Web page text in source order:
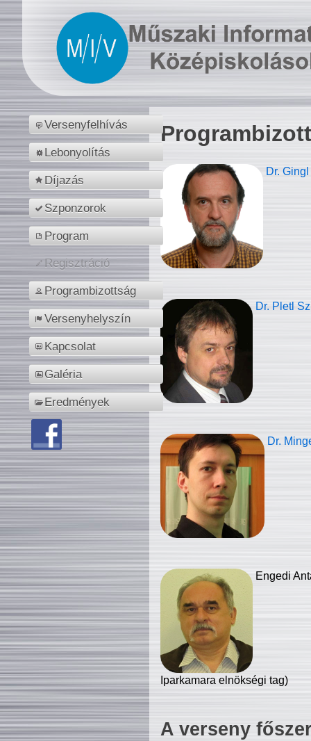
Versenyfelhívás
Lebonyolítás
Díjazás
Szponzorok
Program
Regisztráció
Programbizottság
Versenyhelyszín
Kapcsolat
Galéria
Eredmények
Dr.
Dr. Pletl
Dr.
Engedi
Iparkamara elnökségi tag)
A verseny